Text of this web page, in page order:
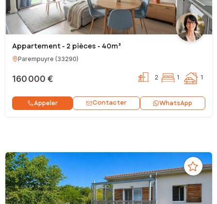
Appartement - 2 pièces - 40m²
Parempuyre (33290)
160 000 € 2 1 1
Appeler Contacter WhatsApp